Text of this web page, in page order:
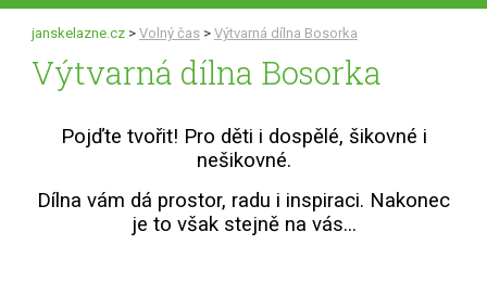
janskelazne.cz> Volný čas> Výtvarná dílna Bosorka
Výtvarná dílna Bosorka
Pojďte tvořit! Pro děti i dospělé, šikovné i
nešikovné.
Dílna vám dá prostor, radu i inspiraci. Nakonec
je to však stejně na vás...